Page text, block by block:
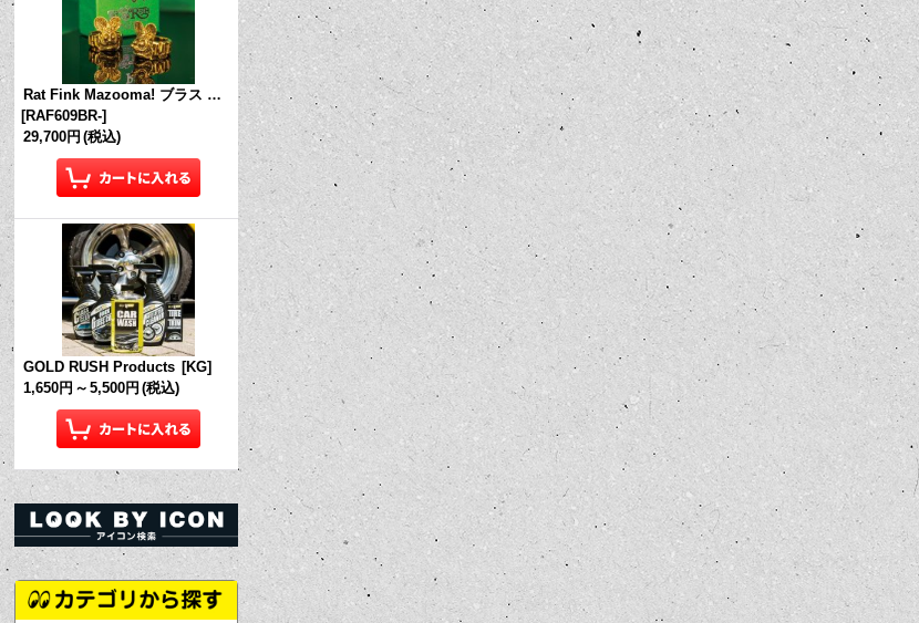
Rat Fink Mazooma! ブラス リング
[RAF609BR-]
29,700円 (税込)
GOLD RUSH Products [KG]
1,650円 ～ 5,500円 (税込)